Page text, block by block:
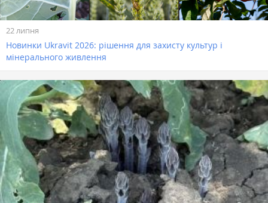
22 липня
Новинки Ukravit 2026: рішення для захисту культур і
мінерального живлення